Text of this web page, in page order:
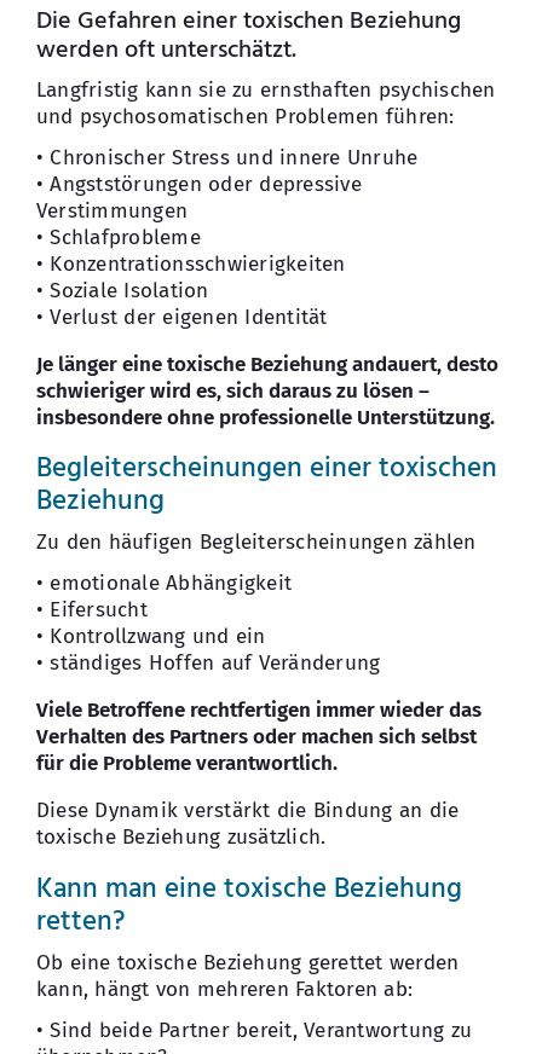
Die Gefahren einer toxischen Beziehung
werden oft unterschätzt.
Langfristig kann sie zu ernsthaften psychischen
und psychosomatischen Problemen führen:
• Chronischer Stress und innere Unruhe
• Angststörungen oder depressive
Verstimmungen
• Schlafprobleme
• Konzentrationsschwierigkeiten
• Soziale Isolation
• Verlust der eigenen Identität
Je länger eine toxische Beziehung andauert, desto
schwieriger wird es, sich daraus zu lösen –
insbesondere ohne professionelle Unterstützung.
Begleiterscheinungen einer toxischen
Beziehung
Zu den häufigen Begleiterscheinungen zählen
• emotionale Abhängigkeit
• Eifersucht
• Kontrollzwang und ein
• ständiges Hoffen auf Veränderung
Viele Betroffene rechtfertigen immer wieder das
Verhalten des Partners oder machen sich selbst
für die Probleme verantwortlich.
Diese Dynamik verstärkt die Bindung an die
toxische Beziehung zusätzlich.
Kann man eine toxische Beziehung
retten?
Ob eine toxische Beziehung gerettet werden
kann, hängt von mehreren Faktoren ab:
• Sind beide Partner bereit, Verantwortung zu